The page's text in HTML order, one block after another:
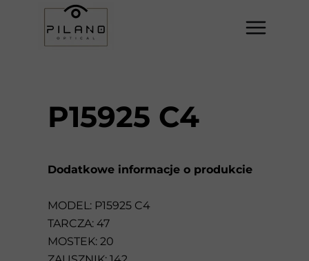
Dodatkowe informacje o produkcie
MODEL: P15925 C4
TARCZA: 47
MOSTEK: 20
P15925 C4